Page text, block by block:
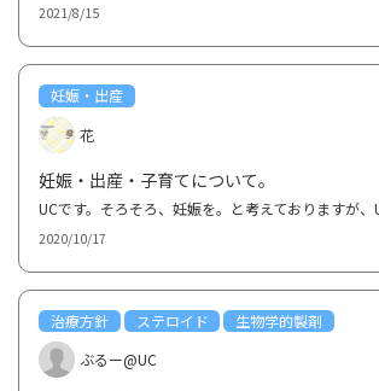
2021/8/15
妊娠・出産
花
妊娠・出産・子育てについて。
2020/10/17
治療方針 ステロイド
生物学的製剤
ぶるー@UC